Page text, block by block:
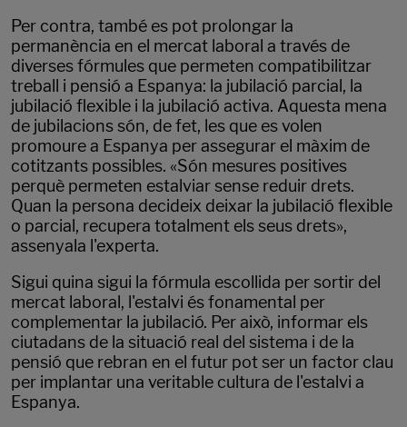
Per contra, també es pot prolongar la
permanència en el mercat laboral a través de
diverses fórmules que permeten compatibilitzar
treball i pensió a Espanya: la jubilació parcial, la
jubilació flexible i la jubilació activa. Aquesta mena
de jubilacions són, de fet, les que es volen
promoure a Espanya per assegurar el màxim de
cotitzants possibles. «Són mesures positives
perquè permeten estalviar sense reduir drets.
Quan la persona decideix deixar la jubilació flexible
o parcial, recupera totalment els seus drets»,
assenyala l'experta.
Sigui quina sigui la fórmula escollida per sortir del
mercat laboral, l'estalvi és fonamental per
complementar la jubilació. Per això, informar els
ciutadans de la situació real del sistema i de la
pensió que rebran en el futur pot ser un factor clau
per implantar una veritable cultura de l'estalvi a
Espanya.